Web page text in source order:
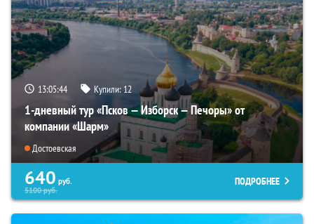
13:05:43 Купили:12
1-дневный тур «Псков — Изборск — Печоры» от
компании «Шарм»
Достоевская
640 руб.
5100руб.
ПОДРОБНЕЕ